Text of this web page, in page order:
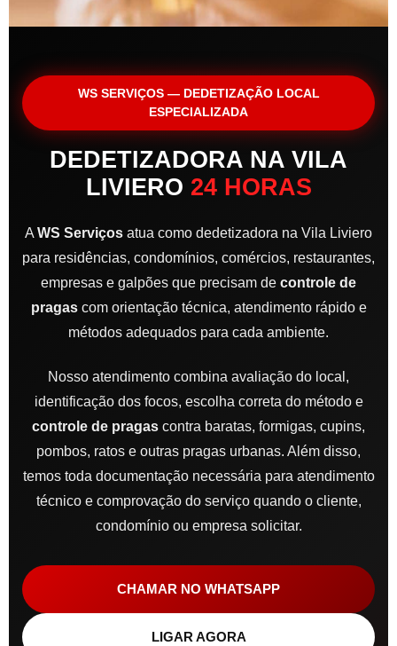
WS SERVIÇOS — DEDETIZAÇÃO LOCAL
ESPECIALIZADA
DEDETIZADORA NA VILA
LIVIERO 24 HORAS
AWS Serviços atua como dedetizadora na Vila Liviero
para residências, condomínios, comércios, restaurantes,
empresas e galpões que precisam de controle de
pragascom orientação técnica, atendimento rápido e
métodos adequados para cada ambiente.
Nosso atendimento combina avaliação do local,
identificação dos focos, escolha correta do método e
controle de pragas contra baratas, formigas, cupins,
pombos, ratos e outras pragas urbanas. Além disso,
temos toda documentação necessária para atendimento
técnico e comprovação do serviço quando o cliente,
condomínio ou empresa solicitar.
CHAMAR NO WHATSAPP
LIGAR AGORA